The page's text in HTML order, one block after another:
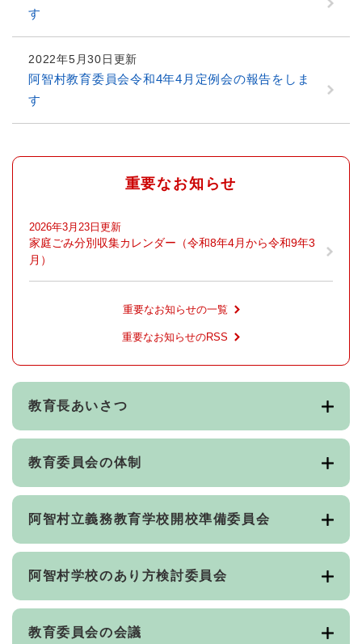
す
2022年5月30日更新
阿智村教育委員会令和4年4月定例会の報告をしま
す
重要なお知らせ
2026年3月23日更新
家庭ごみ分別収集カレンダー（令和8年4月から令和9年3
月）
重要なお知らせの一覧
重要なお知らせのRSS
教育長あいさつ
教育委員会の体制
阿智村立義務教育学校開校準備委員会
阿智村学校のあり方検討委員会
教育委員会の会議